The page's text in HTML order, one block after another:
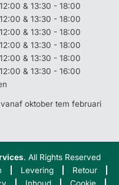
& 13:30 - 18:00
& 13:30 - 18:00
& 13:30 - 18:00
& 13:30 - 18:00
& 13:30 - 18:00
& 13:30 - 16:00
oktober tem februari
. All Rights Reserved
Levering
Retour